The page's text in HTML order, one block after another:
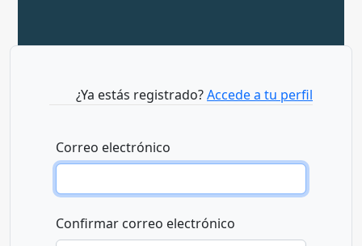
¿Ya estás registrado?Accede a tu perfil
Correo electrónico
Confirmar correo electrónico